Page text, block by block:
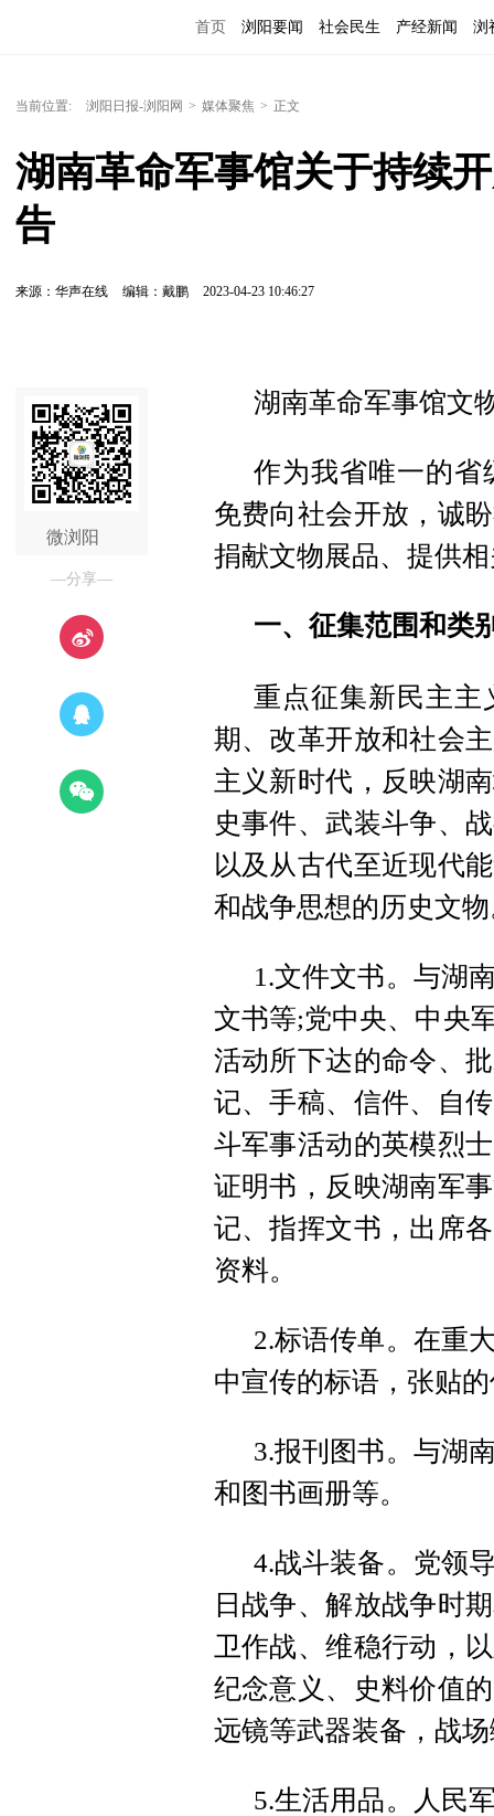
首页 浏阳要闻 社会民生 产经新闻 浏
当前位置: 浏阳日报-浏阳网 > 媒体聚焦 > 正文
湖南革命军事馆关于持续
告
来源：华声在线 编辑：戴鹏 2023-04-23 10:46:27
微浏阳
—分享—
湖南革命军事馆文
作为我省唯一的省
免费向社会开放，诚
捐献文物展品、提供
一、征集范围和类
重点征集新民主主
期、改革开放和社会
主义新时代，反映湖
史事件、武装斗争、
以及从古代至近现代
和战争思想的历史文
1.文件文书。与湖
文书等;党中央、中央
活动所下达的命令、
记、手稿、信件、自
斗军事活动的英模烈
证明书，反映湖南军
记、指挥文书，出席
资料。
2.标语传单。在重
中宣传的标语，张贴
3.报刊图书。与湖
和图书画册等。
4.战斗装备。党领
日战争、解放战争时
卫作战、维稳行动，
纪念意义、史料价值
远镜等武器装备，战
5.生活用品。人民